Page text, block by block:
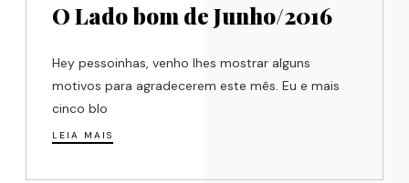
O Lado bom de Junho/2016
Hey pessoinhas, venho lhes mostrar alguns
motivos para agradecerem este mês. Eu e mais
cinco blo
LEIA MAIS